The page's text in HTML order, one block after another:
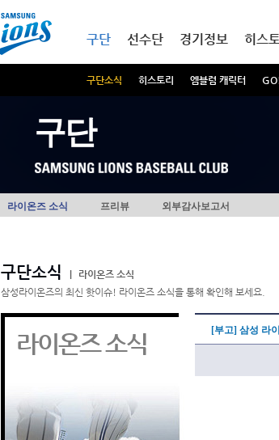
구단
구단소식 히스토리 엠블럼 캐릭터
선수단 경기정보 히스
구단
라이온즈 소식 프리뷰 외부감사보고서
구단소식
라이온즈 소식
삼성라이온즈의 최신 핫이슈! 라이온즈 소식을 통해 확인해 보세요.
라이온즈 소식 [부고] 삼성 라